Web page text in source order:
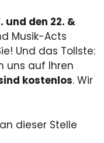
und den 22. &
Musik-Acts
Und das Tollste:
uns auf Ihren
kostenlos. Wir
dieser Stelle